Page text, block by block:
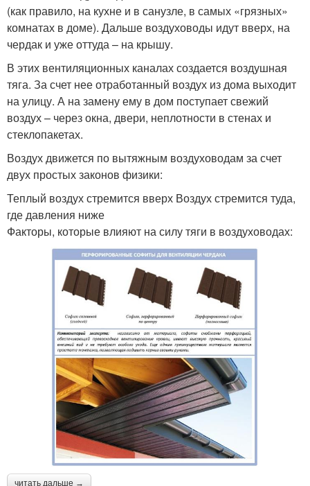
(как правило, на кухне и в санузле, в самых «грязных»
комнатах в доме). Дальше воздуховоды идут вверх, на
чердак и уже оттуда – на крышу.
В этих вентиляционных каналах создается воздушная
тяга. За счет нее отработанный воздух из дома выходит
на улицу. А на замену ему в дом поступает свежий
воздух – через окна, двери, неплотности в стенах и
стеклопакетах.
Воздух движется по вытяжным воздуховодам за счет
двух простых законов физики:
Теплый воздух стремится вверх Воздух стремится туда,
где давления ниже
Факторы, которые влияют на силу тяги в воздуховодах:
читать дальше →